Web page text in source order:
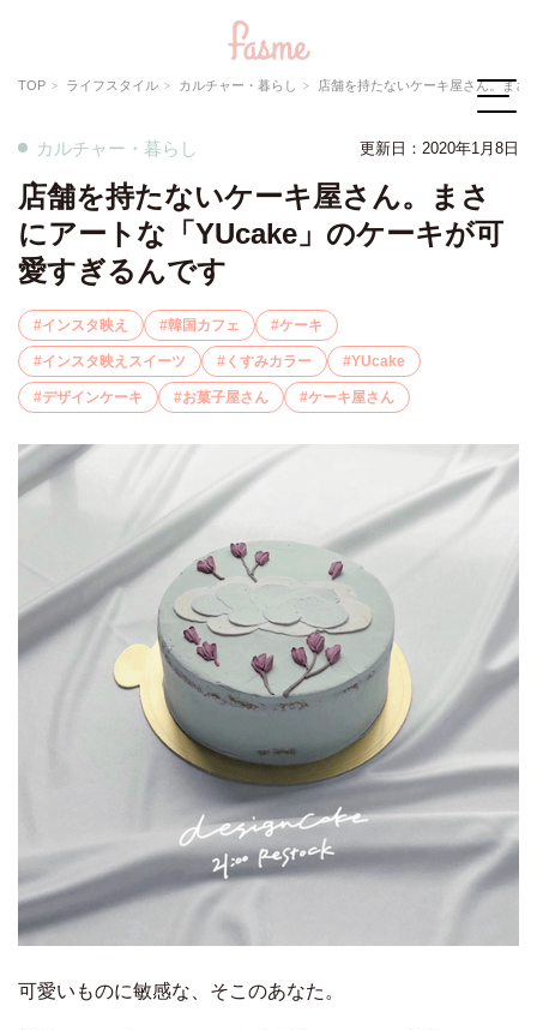
TOP ライフスタイル カルチャー・暮らし 店舗を持たないケーキ屋さん。まさにアートな「
カルチャー・暮らし 更新日： 2020年1月8日
店舗を持たないケーキ屋さん。まさ
にアートな「YUcake」のケーキが可
愛すぎるんです
インスタ映え 韓国カフェ ケーキ
インスタ映えスイーツ くすみカラー YUcake
デザインケーキ お菓子屋さん ケーキ屋さん
可愛いものに敏感な、そこのあなた。